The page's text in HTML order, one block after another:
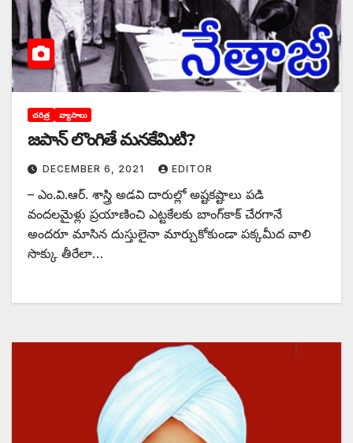
చరిత్ర వ్యాసాలు
జపాన్‌ లొంగితే మనకేమిటి?
DECEMBER 6, 2021 EDITOR
– ఎం.వి.ఆర్‌. శాస్త్రి అడవి దారుల్లో అష్టకష్టాలు పడి
వందలమైళ్లు ప్రయాణించి ఎట్టకేలకు బాంగ్‌కాక్‌ చేరగానే
అందరూ మాసిన దుస్తులైనా మార్చుకోకుండా పక్కమీద వాలి
సొక్కు తీరేలా…